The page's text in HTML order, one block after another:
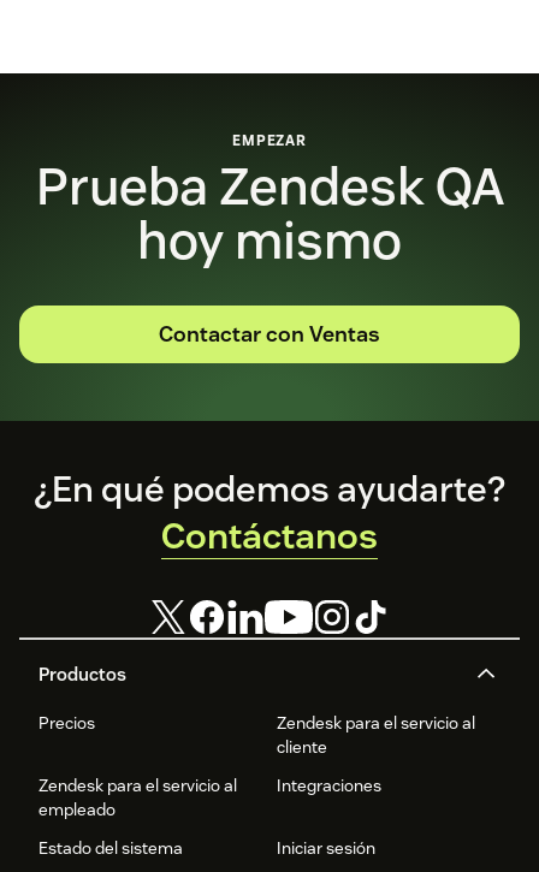
software de
para startups
EMPEZAR
Prueba Zendesk QA
hoy mismo
Contactar con Ventas
Footer
Productos
Precios
Zendesk para el servicio al
cliente
Zendesk para el servicio al
empleado
Integraciones
Estado del sistema
Iniciar sesión
¿En qué podemos ayudarte?
Contáctanos